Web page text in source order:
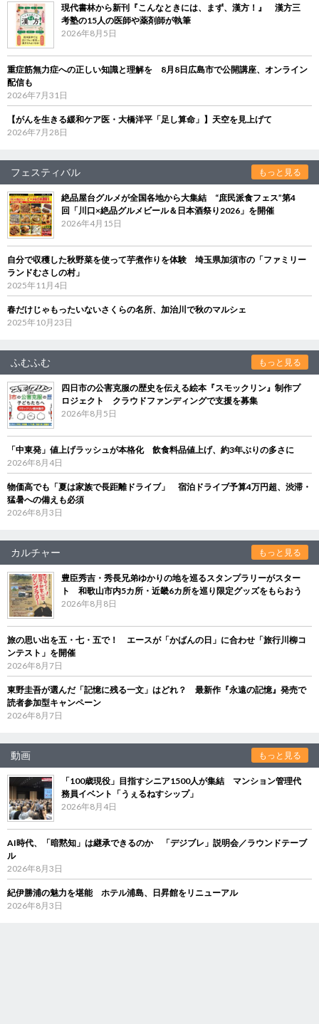
現代書林から新刊『こんなときには、まず、漢方！』 漢方三
考塾の15人の医師や薬剤師が執筆
2026年8月5日
重症筋無力症への正しい知識と理解を 8月8日広島市で公開講座、オンライン
配信も
2026年7月31日
【がんを生きる緩和ケア医・大橋洋平「足し算命」】天空を見上げて
2026年7月28日
フェスティバル もっと見る
絶品屋台グルメが全国各地から大集結 “庶民派食フェス”第4
回「川口×絶品グルメビール＆日本酒祭り2026」を開催
2026年4月15日
自分で収穫した秋野菜を使って芋煮作りを体験 埼玉県加須市の「ファミリー
ランドむさしの村」
2025年11月4日
春だけじゃもったいないさくらの名所、加治川で秋のマルシェ
2025年10月23日
ふむふむ もっと見る
四日市の公害克服の歴史を伝える絵本『スモックリン』制作プ
ロジェクト クラウドファンディングで支援を募集
2026年8月5日
「中東発」値上げラッシュが本格化 飲食料品値上げ、約3年ぶりの多さに
2026年8月4日
物価高でも「夏は家族で長距離ドライブ」 宿泊ドライブ予算4万円超、渋滞・
猛暑への備えも必須
2026年8月3日
カルチャー もっと見る
豊臣秀吉・秀長兄弟ゆかりの地を巡るスタンプラリーがスター
ト 和歌山市内5カ所・近畿6カ所を巡り限定グッズをもらおう
2026年8月8日
旅の思い出を五・七・五で！ エースが「かばんの日」に合わせ「旅行川柳コ
ンテスト」を開催
2026年8月7日
東野圭吾が選んだ「記憶に残る一文」はどれ？ 最新作『永遠の記憶』発売で
読者参加型キャンペーン
2026年8月7日
動画 もっと見る
「100歳現役」目指すシニア1500人が集結 マンション管理代
務員イベント「うぇるねすシップ」
2026年8月4日
AI時代、「暗黙知」は継承できるのか 「デジブレ」説明会／ラウンドテーブ
ル
2026年8月3日
紀伊勝浦の魅力を堪能 ホテル浦島、日昇館をリニューアル
2026年8月3日